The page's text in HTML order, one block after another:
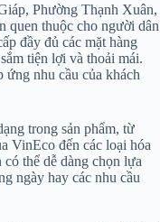
Phường Thạnh Xuân,
quen thuộc cho người dân
đầy đủ các mặt hàng
tiện lợi và thoải mái.
ứng nhu cầu của khách
trong sản phẩm, từ
VinEco đến các loại hóa
thể dễ dàng chọn lựa
ngày hay các nhu cầu